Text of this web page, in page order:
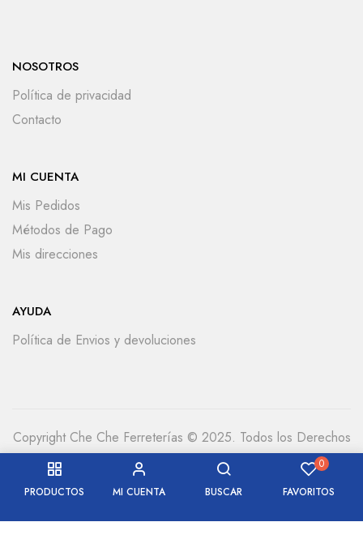
PRODUCTOS MI CUENTA BUSCAR
0
FAVORITOS
NOSOTROS
Política de privacidad
Contacto
MI CUENTA
Mis Pedidos
Métodos de Pago
Mis direcciones
AYUDA
Política de Envios y devoluciones
Copyright Che Che Ferreterías © 2025. Todos los Derechos
Reservados